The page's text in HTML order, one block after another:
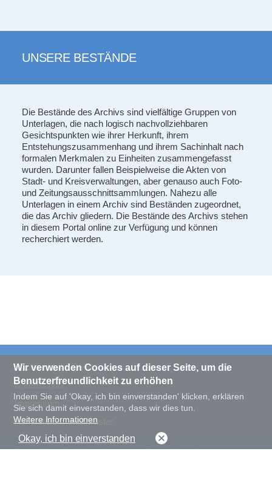
UNSERE BESTÄNDE
Die Bestände des Archivs sind vielfältige Gruppen von
Unterlagen, die nach logisch nachvollziehbaren
Gesichtspunkten wie ihrer Herkunft, ihrem
Entstehungszusammenhang und ihrem Sachinhalt nach
formalen Merkmalen zu Einheiten zusammengefasst
wurden. Darunter fallen Beispielweise die Akten von
Stadt- und Kreisverwaltungen, aber genauso auch Foto-
und Zeitungsausschnittsammlungen. Nahezu alle
Unterlagen in einem Archiv sind Beständen zugeordnet,
die das Archiv gliedern. Die Bestände des Archivs stehen
in diesem Portal online zur Verfügung und können
recherchiert werden.
Darstellung Schriftgröße Darstellung Kontrast
Suche auf der Seite
Datenschutz
Impressum
Kontakt zum Webmaster
Wir verwenden Cookies auf dieser Seite, um die
Benutzerfreundlichkeit zu erhöhen
Indem Sie auf 'Okay, ich bin einverstanden' klicken, erklären
Sie sich damit einverstanden, dass wir dies tun.
Weitere Informationen
Okay, ich bin einverstanden